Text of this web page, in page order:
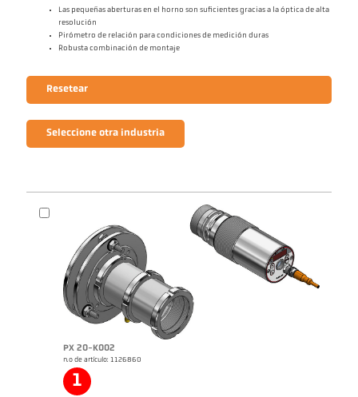
Las pequeñas aberturas en el horno son suficientes gracias a la óptica de alta
resolución
Pirómetro de relación para condiciones de medición duras
Robusta combinación de montaje
Resetear
Seleccione otra industria
PX 20-K002
n.o de artículo: 1126860
1